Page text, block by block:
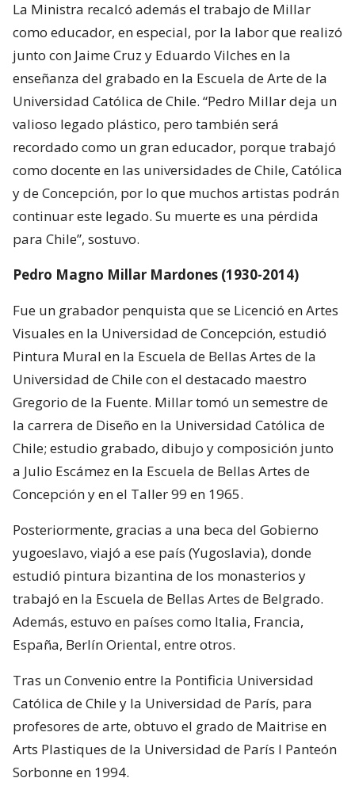
La Ministra recalcó además el trabajo de Millar
como educador, en especial, por la labor que realizó
junto con Jaime Cruz y Eduardo Vilches en la
enseñanza del grabado en la Escuela de Arte de la
Universidad Católica de Chile. “Pedro Millar deja un
valioso legado plástico, pero también será
recordado como un gran educador, porque trabajó
como docente en las universidades de Chile, Católica
y de Concepción, por lo que muchos artistas podrán
continuar este legado. Su muerte es una pérdida
para Chile”, sostuvo.
Pedro Magno Millar Mardones (1930-2014)
Fue un grabador penquista que se Licenció en Artes
Visuales en la Universidad de Concepción, estudió
Pintura Mural en la Escuela de Bellas Artes de la
Universidad de Chile con el destacado maestro
Gregorio de la Fuente. Millar tomó un semestre de
la carrera de Diseño en la Universidad Católica de
Chile; estudio grabado, dibujo y composición junto
a Julio Escámez en la Escuela de Bellas Artes de
Concepción y en el Taller 99 en 1965.
Posteriormente, gracias a una beca del Gobierno
yugoeslavo, viajó a ese país (Yugoslavia), donde
estudió pintura bizantina de los monasterios y
trabajó en la Escuela de Bellas Artes de Belgrado.
Además, estuvo en países como Italia, Francia,
España, Berlín Oriental, entre otros.
Tras un Convenio entre la Pontificia Universidad
Católica de Chile y la Universidad de París, para
profesores de arte, obtuvo el grado de Maitrise en
Arts Plastiques de la Universidad de París I Panteón
Sorbonne en 1994.